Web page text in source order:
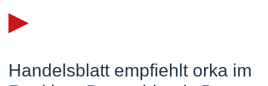
▸
Handelsblatt empfiehlt orka im